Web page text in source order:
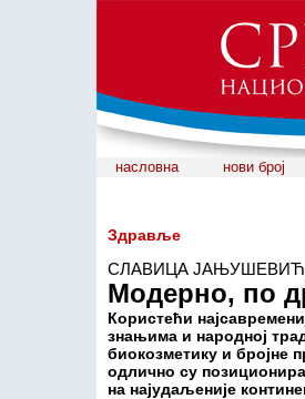
насловна нови број
Здравље
СЛАВИЦА
Модерно, по
Користећи
знањима и народној
биокозметику и бројне
одлично су
на најудаљеније